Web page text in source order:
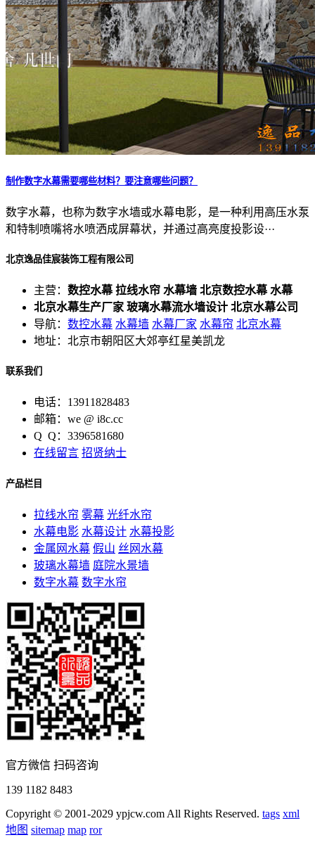
制作数字水幕需要哪些材料？要注意哪些问题？
数字水幕，也称为数字水墙或水幕电影，是一种利用高压水泵
和特制喷嘴将水喷洒成屏幕状，并通过高亮度投影设···
北京逸品佳宸装饰工程有限公司
主营： 数控水幕 拉线水帘 水幕墙 北京数控水幕 水幕
北京水幕生产厂家 玻璃水幕流水墙设计 北京水幕公司
导航： 数控水幕 水幕墙 水幕厂家 水幕帘 北京水幕
地址：北京市朝阳区大郊亭红星美凯龙
联系我们
电话：13911828483
邮箱：we @ i8c.cc
Q Q：3396581680
在线留言 招贤纳士
产品栏目
拉线水帘 雾幕 光纤水帘
水幕电影 水幕设计 水幕投影
金属网水幕 假山 丝网水幕
玻璃水幕墙 庭院水景墙
数字水幕 数字水帘
官方微信 扫码咨询
139 1182 8483
Copyright © 2001-2029 ypjcw.com All Rights Reserved. tags xml
地图 sitemap map ror